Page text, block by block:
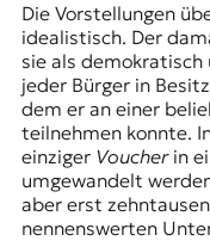
Die Vorstellungen
idealistisch. Der
sie als demokratisch
jeder Bürger in
dem er an einer
teilnehmen konnte.
einziger Voucher in
umgewandelt
aber erst
nennenswerten